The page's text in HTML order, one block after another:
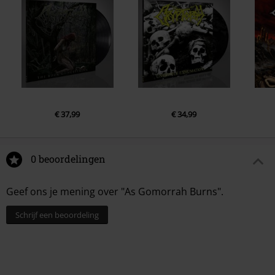
€ 37,99 € 34,99
0 beoordelingen
Geef ons je mening over "As Gomorrah Burns".
Schrijf een beoordeling